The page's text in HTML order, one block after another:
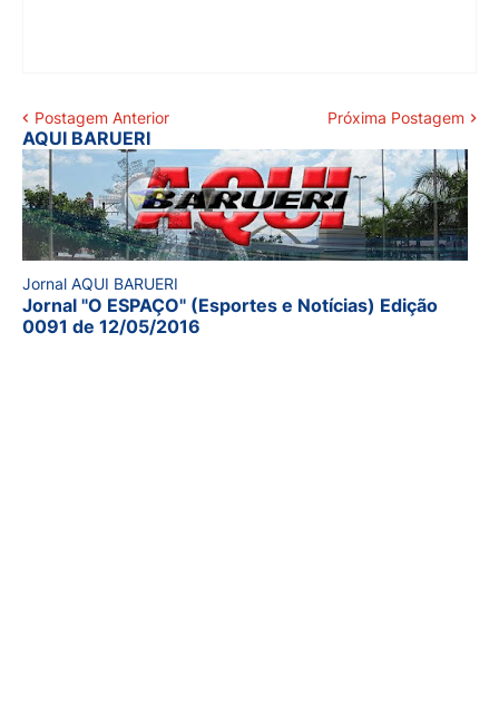
Postagem Anterior Próxima Postagem
AQUI BARUERI
Jornal AQUI BARUERI
Jornal "O ESPAÇO" (Esportes e Notícias) Edição
0091 de 12/05/2016